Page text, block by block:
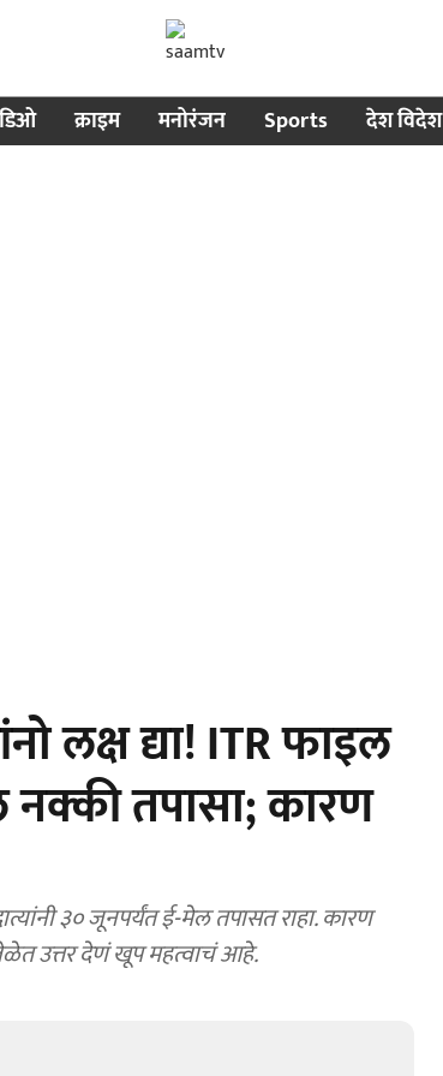
क्राइम मनोरंजन Sports देश विदेश
लक्ष द्या! ITR फाइल
तपासा; कारण
३० जूनपर्यंत ई-मेल तपासत राहा. कारण
वेळेत उत्तर देणं खूप महत्वाचं आहे.